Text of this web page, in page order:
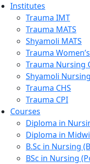
Institutes
Trauma IMT
Trauma MATS
Shyamoli MATS
Trauma
Trauma Nursing
Shyamoli
Trauma CHS
Trauma CPI
Courses
Diploma in
Diploma in
B.Sc in Nursing
BSc in Nursing